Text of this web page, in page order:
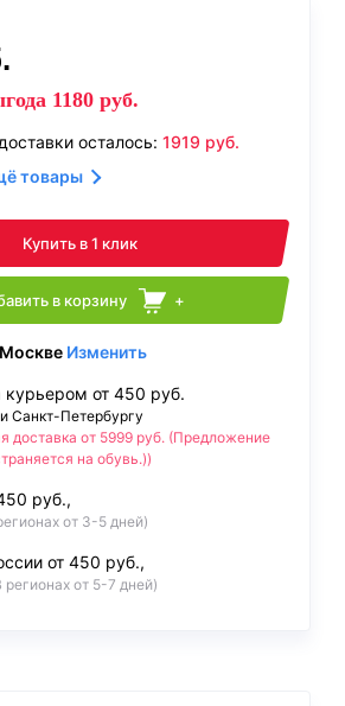
1180 руб.
осталось: 1919 руб.
товары
Купить в 1 клик
в корзину +
Изменить
курьером от 450 руб.
Санкт-Петербургу
доставка от 5999 руб. (Предложение
на обувь.))
руб.,
от 3-5 дней)
от 450 руб.,
от 5-7 дней)